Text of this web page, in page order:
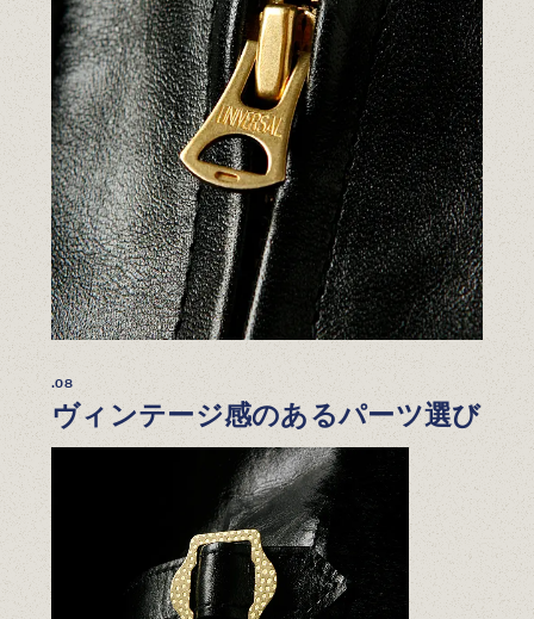
.08
ヴィンテージ感のあるパーツ選び